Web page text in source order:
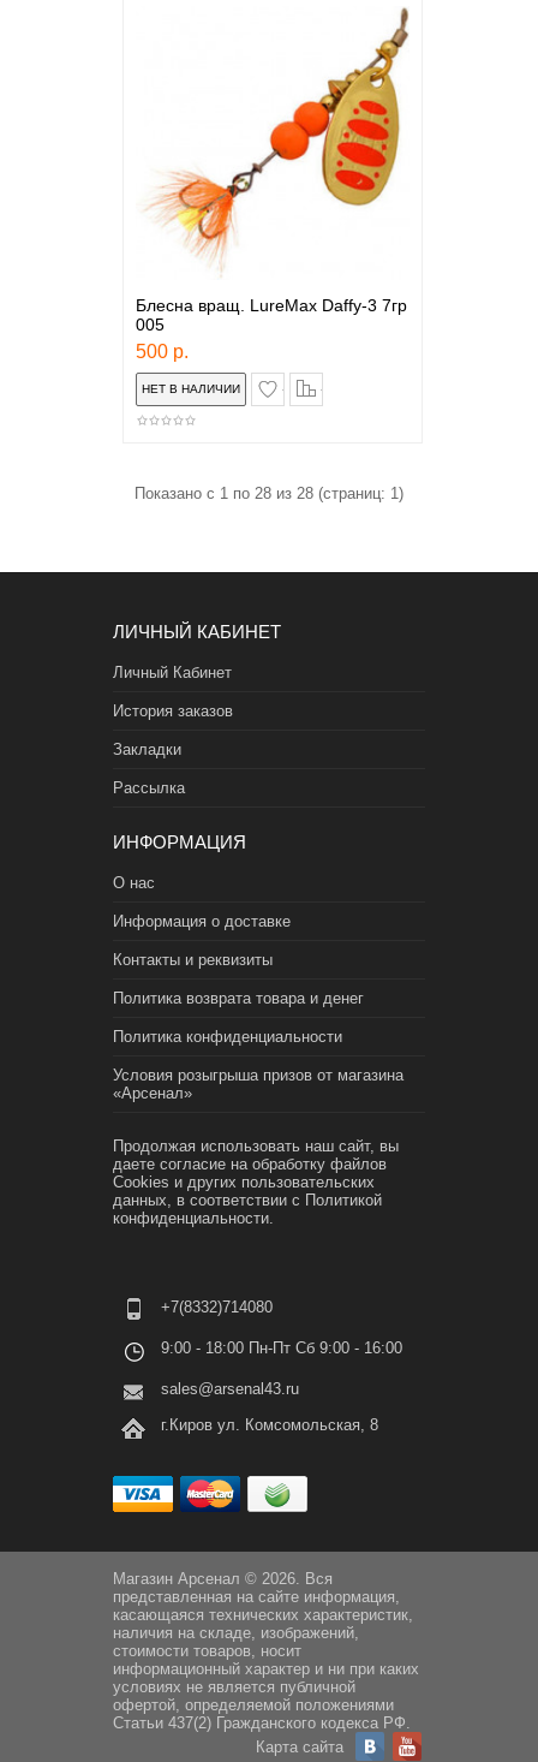
Блесна вращ. LureMax Daffy-3 7гр
005
500 р.
в закладки
Показано с 1 по 28 из 28 (страниц: 1)
ЛИЧНЫЙ КАБИНЕТ
Личный Кабинет
История заказов
Закладки
Рассылка
ИНФОРМАЦИЯ
О нас
Информация о доставке
Контакты и реквизиты
Политика возврата товара и денег
Политика конфиденциальности
Условия розыгрыша призов от магазина
«Арсенал»
Продолжая использовать наш сайт, вы
даете согласие на обработку файлов
Cookies и других пользовательских
данных, в соответствии с Политикой
конфиденциальности.
+7(8332)714080
9:00 - 18:00 Пн-Пт Сб 9:00 - 16:00
sales@arsenal43.ru
г.Киров ул. Комсомольская, 8
Магазин Арсенал © 2026. Вся
представленная на сайте информация,
касающаяся технических характеристик,
наличия на складе, изображений,
стоимости товаров, носит
информационный характер и ни при каких
условиях не является публичной
офертой, определяемой положениями
Статьи 437(2) Гражданского кодекса РФ.
Карта сайта